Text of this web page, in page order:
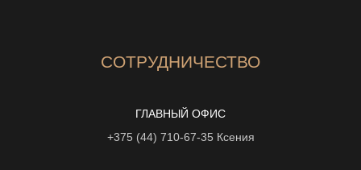
СОТРУДНИЧЕСТВО
ГЛАВНЫЙ ОФИС
+375 (44) 710-67-35 Ксения